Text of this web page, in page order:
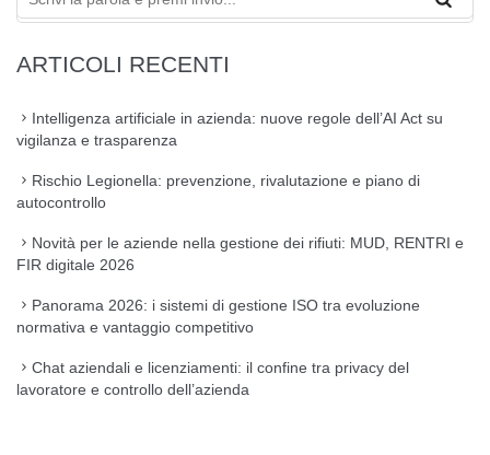
ARTICOLI RECENTI
Intelligenza artificiale in azienda: nuove regole dell’AI Act su
vigilanza e trasparenza
Rischio Legionella: prevenzione, rivalutazione e piano di
autocontrollo
Novità per le aziende nella gestione dei rifiuti: MUD, RENTRI e
FIR digitale 2026
Panorama 2026: i sistemi di gestione ISO tra evoluzione
normativa e vantaggio competitivo
Chat aziendali e licenziamenti: il confine tra privacy del
lavoratore e controllo dell’azienda